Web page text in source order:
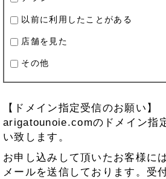
以前に利用したことがある
店舗を見た
その他
【ドメイン指定受信のお願い】
arigatounoie.comのドメイン指
い致します。
お申し込みして頂いたお客様に
メールを送信しております。受